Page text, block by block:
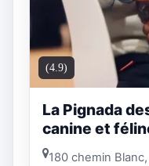
(4.9)
La Pignada
canine et
180 chemin